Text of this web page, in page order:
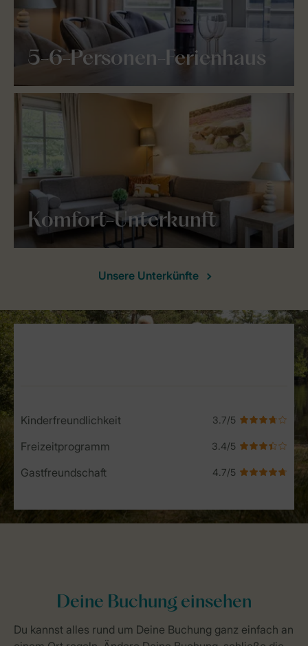
5-6-Personen-Ferienhaus
Komfort-Unterkunft
Unsere Unterkünfte
Service Rating from our guests
Kinderfreundlichkeit
Freizeitprogramm
Gastfreundschaft